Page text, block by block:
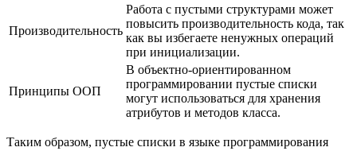
Производительность
Работа с пустыми структурами может
повысить производительность кода, так
как вы избегаете ненужных операций
при инициализации.
Принципы ООП
В объектно-ориентированном
программировании пустые списки
могут использоваться для хранения
атрибутов и методов класса.
Таким образом, пустые списки в языке программирования